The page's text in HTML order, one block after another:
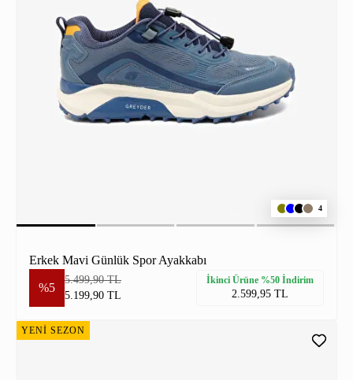
4
Erkek Mavi Günlük Spor Ayakkabı
%5
5.499,90 TL
5.199,90 TL
İkinci Ürüne %50 İndirim
2.599,95 TL
YENİ SEZON